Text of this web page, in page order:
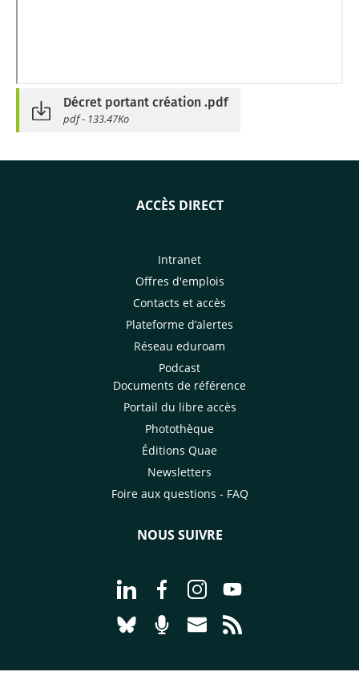
Décret portant création .pdf
pdf - 133.47Ko
ACCÈS DIRECT
Intranet
Offres d'emplois
Contacts et accès
Plateforme d’alertes
Réseau eduroam
Podcast
Documents de référence
Portail du libre accès
Photothèque
Éditions Quae
Newsletters
Foire aux questions - FAQ
NOUS SUIVRE
Aller à la page Nous suivre sur
Aller à la page Nous suivre sur
Aller à la page Nous
Aller à la page
Aller à la page Nous suivre sur
Aller à la page Nourrir le
Aller à la page Nous